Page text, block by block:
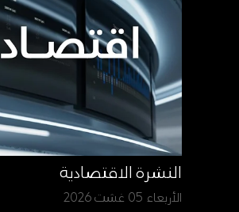
النشرة الاقتصادية
الأربعاء 05 غشت 2026